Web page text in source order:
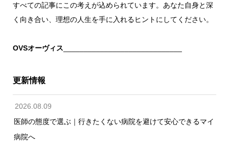
すべての記事にこの考えが込められています。あなた自身と深
く向き合い、理想の人生を手に入れるヒントにしてください。
OVSオーヴィス
更新情報
2026.08.09
医師の態度で選ぶ｜行きたくない病院を避けて安心できるマイ
病院へ